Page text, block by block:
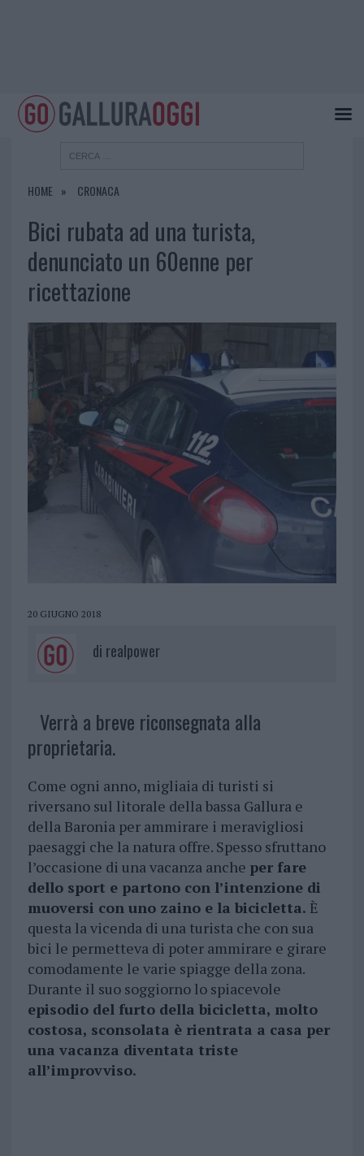
HOME CRONACA
Bici rubata ad una turista,
denunciato un 60enne per
ricettazione
20 GIUGNO 2018
di realpower
Verrà a breve riconsegnata alla
proprietaria.
Come ogni anno, migliaia di turisti si
riversano sul litorale della bassa Gallura e
della Baronia per ammirare i meravigliosi
paesaggi che la natura offre. Spesso sfruttano
l’occasione di una vacanza anche per fare
dello sport e partono con l’intenzione di
muoversi con uno zaino e la bicicletta. È
questa la vicenda di una turista che con sua
bici le permetteva di poter ammirare e girare
comodamente le varie spiagge della zona.
Durante il suo soggiorno lo spiacevole
episodio del furto della bicicletta, molto
costosa, sconsolata è rientrata a casa per
una vacanza diventata triste
all’improvviso.